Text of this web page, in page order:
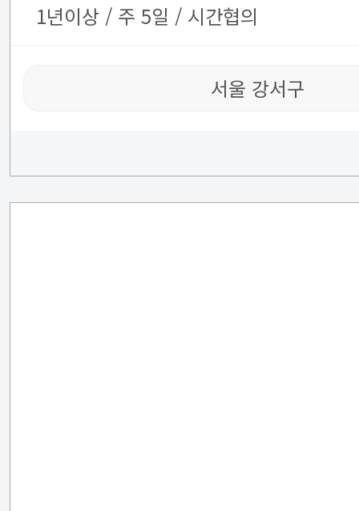
1년이상 / 주 5일 / 시간협의
서울 강서구